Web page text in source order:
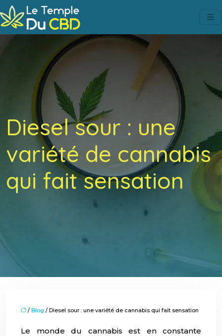
Diesel sour : une
variété de cannabis
qui fait sensation
/ Blog / Diesel sour : une variété de cannabis qui fait sensation
Le monde du cannabis est en constante